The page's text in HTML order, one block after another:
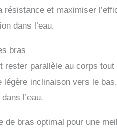
résistance et maximiser
dans l’eau.
bras
rester parallèle au corps
légère inclinaison vers le
l’eau.
de bras optimal pour une